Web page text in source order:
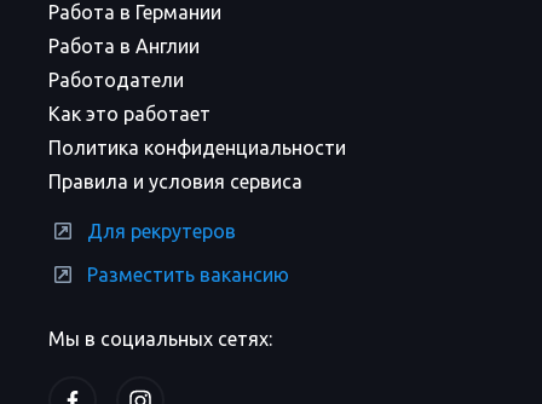
Мы в социальных сетях:
Работа в Германии
Работа в Англии
Работодатели
Как это работает
Политика конфиденциальности
Правила и условия сервиса
Для рекрутеров
Разместить вакансию